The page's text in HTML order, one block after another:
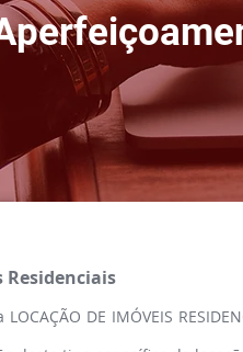
Residenciais
DE IMÓVEIS